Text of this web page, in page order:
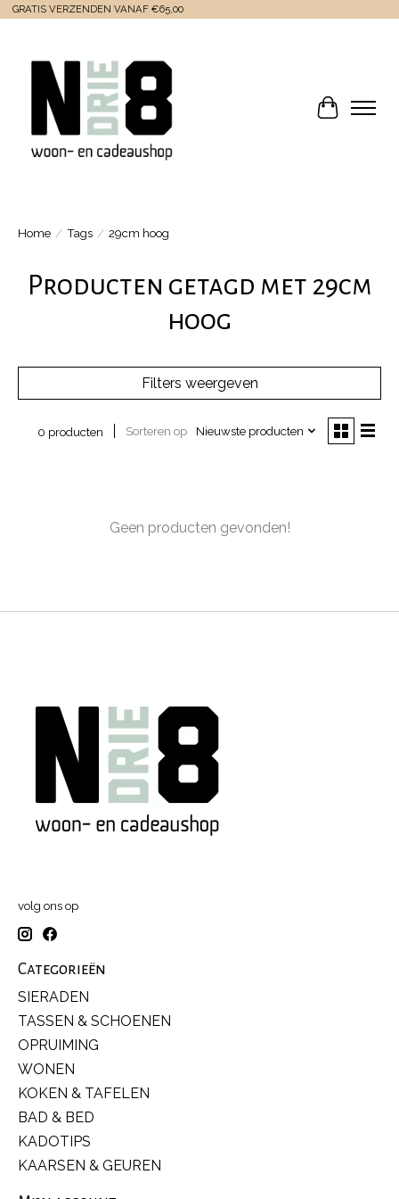
GRATIS VERZENDEN VANAF €65,00
Home / Tags / 29cm hoog
Producten getagd met 29cm
hoog
Filters weergeven
0 producten Sorteren op Nieuwste producten
Geen producten gevonden!
volg ons op
Categorieën
SIERADEN
TASSEN & SCHOENEN
OPRUIMING
WONEN
KOKEN & TAFELEN
BAD & BED
KADOTIPS
KAARSEN & GEUREN